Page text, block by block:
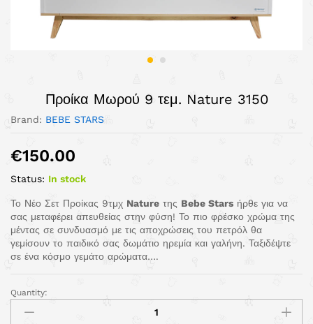
Προίκα Μωρού 9 τεμ. Nature 3150
Brand: BEBE STARS
€150.00
Status: In stock
Το Νέο Σετ Προίκας 9τμχ Nature της Bebe Stars ήρθε για να
σας μεταφέρει απευθείας στην φύση! Το πιο φρέσκο χρώμα της
μέντας σε συνδυασμό με τις αποχρώσεις του πετρόλ θα
γεμίσουν το παιδικό σας δωμάτιο ηρεμία και γαλήνη. Ταξιδέψτε
σε ένα κόσμο γεμάτο αρώματα….
Quantity: